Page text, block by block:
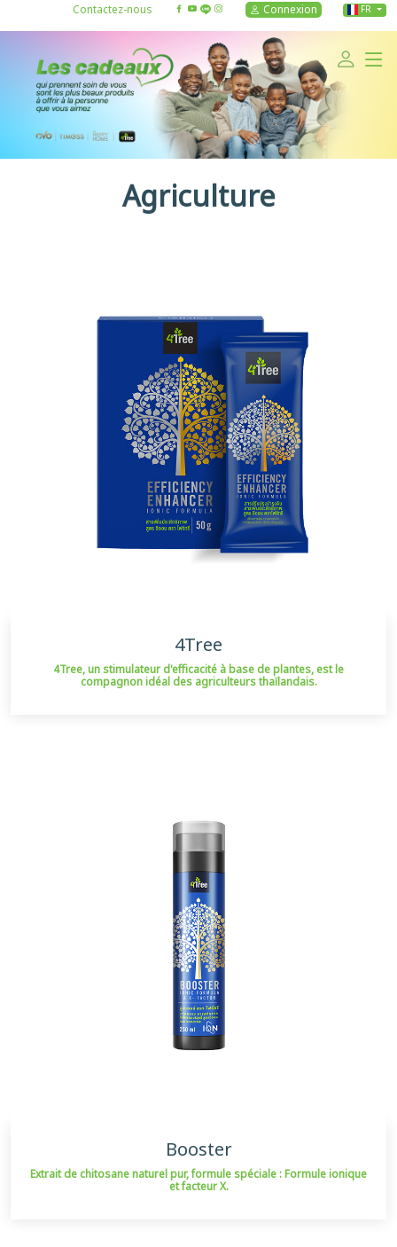
Contactez-nous Connexion FR
Agriculture
4Tree
4Tree, un stimulateur d'efficacité à base de plantes, est le
compagnon idéal des agriculteurs thaïlandais.
Booster
Extrait de chitosane naturel pur, formule spéciale : Formule ionique
et facteur X.